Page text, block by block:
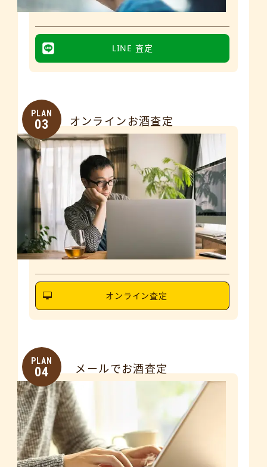
LINE 査定
PLAN
03 オンラインお酒査定
オンライン査定
PLAN
04 メールでお酒査定